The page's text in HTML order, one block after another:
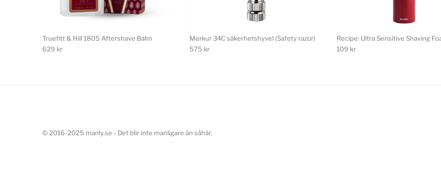
Truefitt & Hill 1805 Aftershave Balm
629 kr
Merkur 34C säkerhetshyvel (Safety razor)
575 kr
Recipe: Ultra Sensitive Shaving
109 kr
© 2016-2025 manly.se - Det blir inte manligare än såhär.